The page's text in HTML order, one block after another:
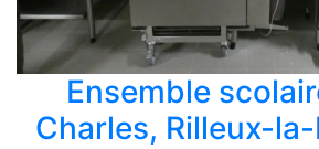
Ensemble
Charles, Rilleux-